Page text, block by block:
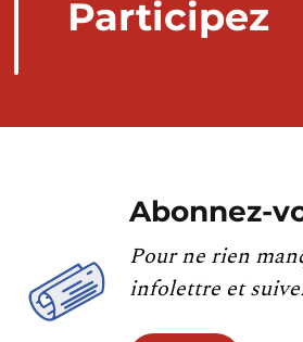
Participez
Abonnez-
Pour ne rien
infolettre et